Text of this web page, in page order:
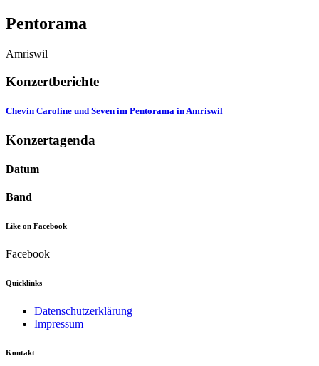
Pentorama
Amriswil
Konzertberichte
Chevin Caroline und Seven im Pentorama in Amriswil
Konzertagenda
Datum
Band
Like on Facebook
Facebook
Quicklinks
Datenschutzerklärung
Impressum
Kontakt